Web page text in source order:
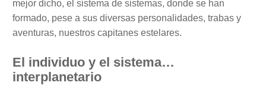
mejor dicho, el sistema de sistemas, donde se han
formado, pese a sus diversas personalidades, trabas y
aventuras, nuestros capitanes estelares.
El individuo y el sistema…
interplanetario